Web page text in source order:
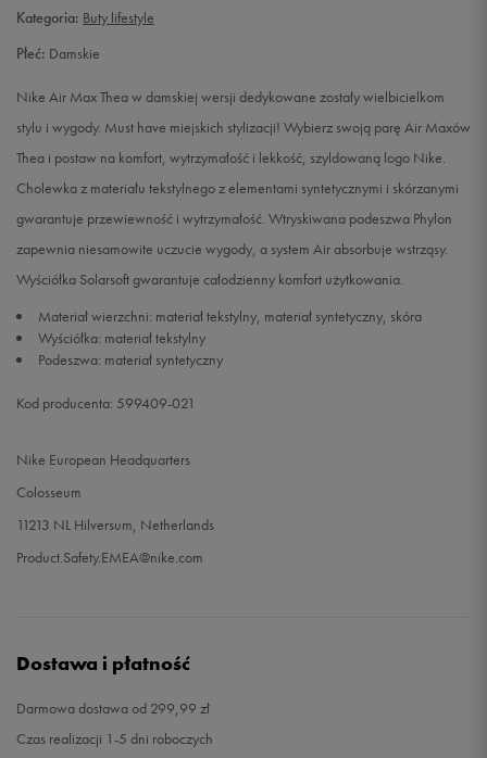
38 24 cm
39 25 cm Powiadom o dostępności
40 25,5 cm Powiadom o dostępności
41 26,5 cm Powiadom o dostępności
Kategoria: Buty lifestyle
Płeć: Damskie
Nike Air Max Thea w damskiej wersji dedykowane zostały wielbicielkom
stylu i wygody. Must have miejskich stylizacji! Wybierz swoją parę Air Maxów
Thea i postaw na komfort, wytrzymałość i lekkość, szyldowaną logo Nike.
Cholewka z materiału tekstylnego z elementami syntetycznymi i skórzanymi
gwarantuje przewiewność i wytrzymałość. Wtryskiwana podeszwa Phylon
zapewnia niesamowite uczucie wygody, a system Air absorbuje wstrząsy.
Wyściółka Solarsoft gwarantuje całodzienny komfort użytkowania.
Materiał wierzchni: materiał tekstylny, materiał syntetyczny, skóra
Wyściółka: materiał tekstylny
Podeszwa: materiał syntetyczny
Kod producenta: 599409-021
Nike European Headquarters
Colosseum
11213 NL Hilversum, Netherlands
Product.Safety.EMEA@nike.com
Dostawa i płatność
Darmowa dostawa od 299,99 zł
Czas realizacji 1-5 dni roboczych